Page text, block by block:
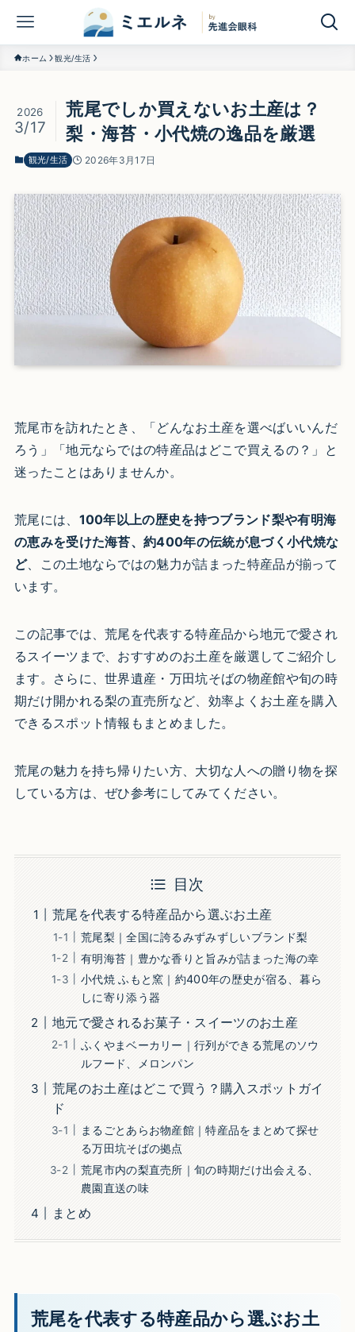
ホーム 観光/生活
荒尾でしか買えないお土産は？
梨・海苔・小代焼の逸品を厳選
2026
3/17
観光/生活 2026年3月17日
荒尾市を訪れたとき、「どんなお土産を選べばいいんだ
ろう」「地元ならではの特産品はどこで買えるの？」と
迷ったことはありませんか。
荒尾には、 100年以上の歴史を持つブランド梨や有明海
の恵みを受けた海苔、約400年の伝統が息づく小代焼な
ど、この土地ならではの魅力が詰まった特産品が揃って
います。
この記事では、荒尾を代表する特産品から地元で愛され
るスイーツまで、おすすめのお土産を厳選してご紹介し
ます。さらに、世界遺産・万田坑そばの物産館や旬の時
期だけ開かれる梨の直売所など、効率よくお土産を購入
できるスポット情報もまとめました。
荒尾の魅力を持ち帰りたい方、大切な人への贈り物を探
している方は、ぜひ参考にしてみてください。
目次
荒尾を代表する特産品から選ぶお土産
荒尾梨｜全国に誇るみずみずしいブランド梨
有明海苔｜豊かな香りと旨みが詰まった海の幸
小代焼 ふもと窯｜約400年の歴史が宿る、暮ら
しに寄り添う器
地元で愛されるお菓子・スイーツのお土産
ふくやまベーカリー｜行列ができる荒尾のソウ
ルフード、メロンパン
荒尾のお土産はどこで買う？購入スポットガイ
ド
まるごとあらお物産館｜特産品をまとめて探せ
る万田坑そばの拠点
荒尾市内の梨直売所｜旬の時期だけ出会える、
農園直送の味
まとめ
荒尾を代表する特産品から選ぶお土